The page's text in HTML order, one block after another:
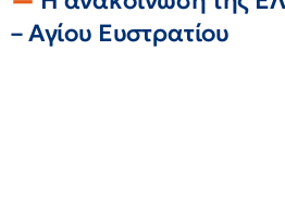
– Αγίου Ευστρατίου